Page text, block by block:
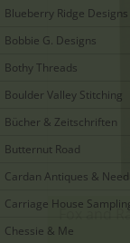
Blueberry Ridge Designs
Bobbie G. Designs
Bothy Threads
Boulder Valley Stitching
Bücher & Zeitschriften
Butternut Road
Cardan Antiques &
Carriage House
Chessie & Me
Fox and